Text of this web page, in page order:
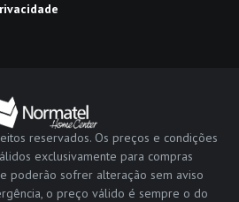
reservados. Os preços e condições
exclusivamente para compras
poderão sofrer alteração sem aviso
o preço válido é sempre o do